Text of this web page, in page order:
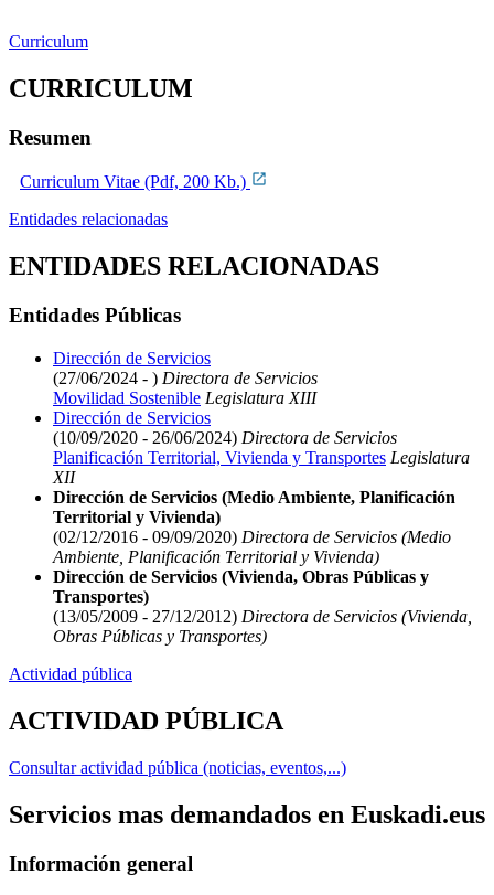
Curriculum
CURRICULUM
Resumen
Curriculum Vitae (Pdf, 200 Kb.)
Entidades relacionadas
ENTIDADES RELACIONADAS
Entidades Públicas
Dirección de Servicios
(27/06/2024 - ) Directora de Servicios
Movilidad Sostenible Legislatura XIII
Dirección de Servicios
(10/09/2020 - 26/06/2024) Directora de Servicios
Planificación Territorial, Vivienda y Transportes Legislatura
XII
Dirección de Servicios (Medio Ambiente, Planificación
Territorial y Vivienda)
(02/12/2016 - 09/09/2020) Directora de Servicios (Medio
Ambiente, Planificación Territorial y Vivienda)
Dirección de Servicios (Vivienda, Obras Públicas y
Transportes)
(13/05/2009 - 27/12/2012) Directora de Servicios (Vivienda,
Obras Públicas y Transportes)
Actividad pública
ACTIVIDAD PÚBLICA
Consultar actividad pública (noticias, eventos,...)
Servicios mas demandados en Euskadi.eus
Información general